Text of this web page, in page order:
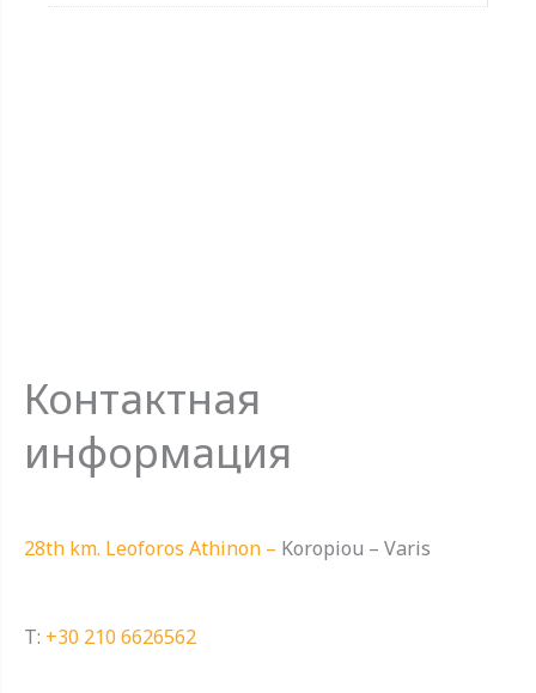
Контактная
информация
28th km. Leoforos Athinon – Koropiou – Varis
T: +30 210 6626562